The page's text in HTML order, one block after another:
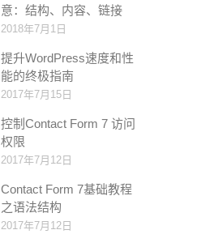
意：结构、内容、链接
2018年7月1日
提升WordPress速度和性
能的终极指南
2017年7月15日
控制Contact Form 7 访问
权限
2017年7月12日
Contact Form 7基础教程
之语法结构
2017年7月12日